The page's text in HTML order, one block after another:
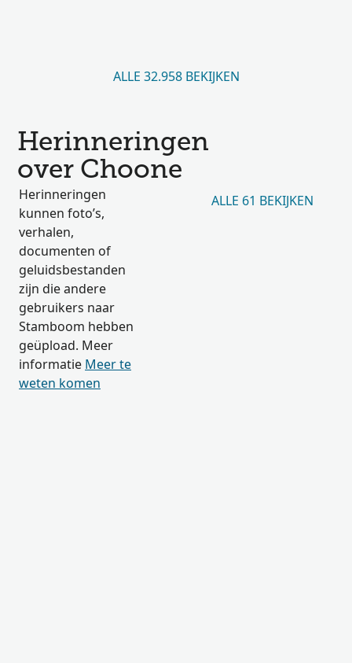
ALLE 32.958 BEKIJKEN
Herinneringen
over Choone
Herinneringen
kunnen foto’s,
verhalen,
documenten of
geluidsbestanden
zijn die andere
gebruikers naar
Stamboom hebben
geüpload. Meer
informatie Meer te
weten komen
ALLE 61 BEKIJKEN